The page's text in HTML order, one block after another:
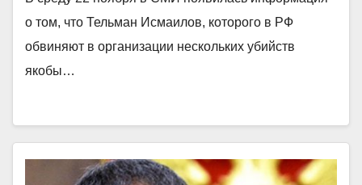
о том, что Тельман Исмаилов, которого в РФ
обвиняют в организации нескольких убийств
якобы…